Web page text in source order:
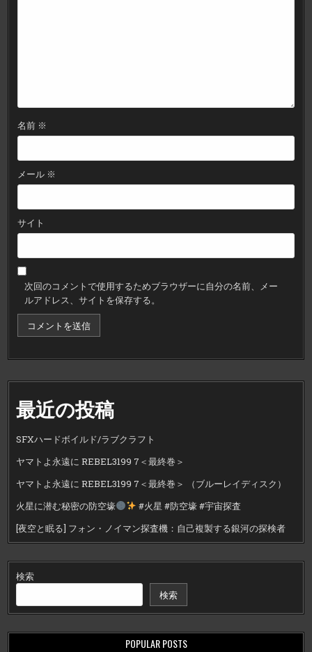
名前 ※
メール ※
サイト
次回のコメントで使用するためブラウザーに自分の名前、メー
ルアドレス、サイトを保存する。
最近の投稿
SFXハードボイルド/ラブクラフト
ヤマトよ永遠に REBEL3199 7＜最終巻＞
ヤマトよ永遠に REBEL3199 7＜最終巻＞ （ブルーレイディスク）
火星に潜む秘密の防空壕
#火星 #防空壕 #宇宙探査
[夜空と眠る] フォン・ノイマン探査機：自己複製する銀河の探検者
検索
検索
POPULAR POSTS